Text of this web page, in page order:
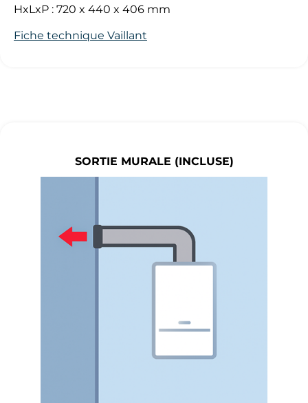
HxLxP : 720 x 440 x 406 mm
Fiche technique Vaillant
SORTIE MURALE (INCLUSE)